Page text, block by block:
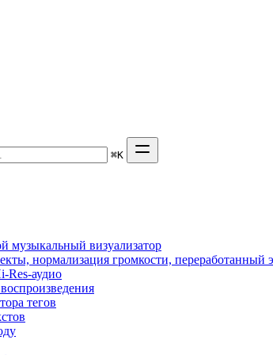
⌘K
музыкальный визуализатор
нормализация громкости, переработанный
Res-аудио
тегов